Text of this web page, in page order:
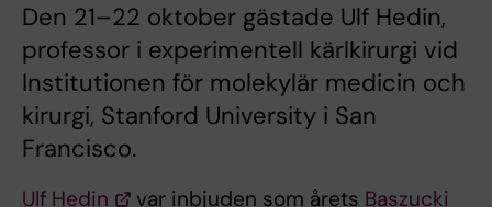
Den 21–22 oktober gästade Ulf Hedin,
professor i experimentell kärlkirurgi vid
Institutionen för molekylär medicin och
kirurgi, Stanford University i San
Francisco.
Ulf Hedin var inbjuden som årets Baszucki